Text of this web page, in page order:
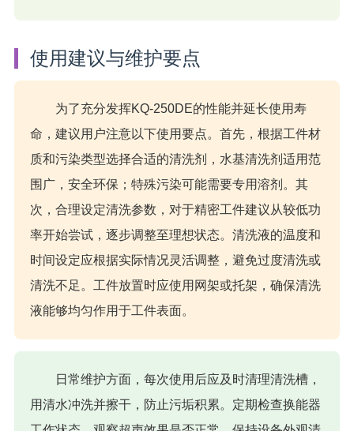
使用建议与维护要点
为了充分发挥KQ-250DE的性能并延长使用寿
命，建议用户注意以下使用要点。首先，根据工件材
质和污染类型选择合适的清洗剂，水基清洗剂适用范
围广，安全环保；特殊污染可能需要专用溶剂。其
次，合理设定清洗参数，对于精密工件建议从较低功
率开始尝试，逐步调整至理想状态。清洗液的温度和
时间设定应根据实际情况灵活调整，避免过度清洗或
清洗不足。工件放置时应使用网架或托架，确保清洗
液能够均匀作用于工件表面。
日常维护方面，每次使用后应及时清理清洗槽，
用清水冲洗并擦干，防止污垢积累。定期检查换能器